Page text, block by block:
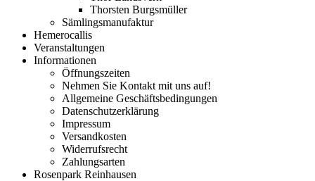
Thorsten Burgsmüller
Sämlingsmanufaktur
Hemerocallis
Veranstaltungen
Informationen
Öffnungszeiten
Nehmen Sie Kontakt mit uns auf!
Allgemeine Geschäftsbedingungen
Datenschutzerklärung
Impressum
Versandkosten
Widerrufsrecht
Zahlungsarten
Rosenpark Reinhausen